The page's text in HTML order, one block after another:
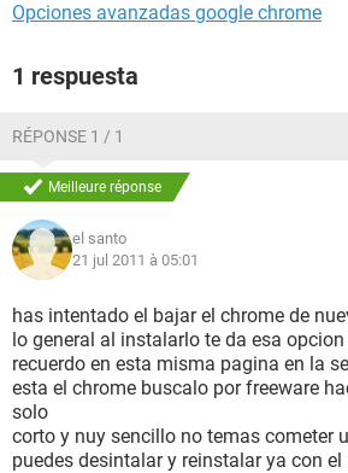
Opciones avanzadas google chrome
1 respuesta
RÉPONSE 1 / 1
Meilleure réponse
el santo
21 jul 2011 à 05:01
has intentado el bajar el chrome de
lo general al instalarlo te da esa
recuerdo en esta misma pagina en la
esta el chrome buscalo por freeware
solo
corto y nuy sencillo no temas cometer
puedes desintalar y reinstalar ya con